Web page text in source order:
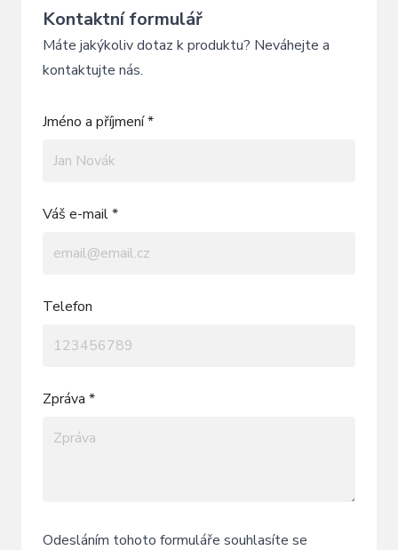
Kontaktní formulář
Máte jakýkoliv dotaz k produktu? Neváhejte a
kontaktujte nás.
Jméno a příjmení *
Váš e-mail *
Telefon
Zpráva *
Odesláním tohoto formuláře souhlasíte se